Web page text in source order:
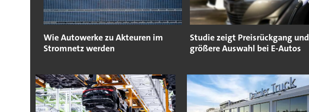
Wie Autowerke zu Akteuren im
Stromnetz werden
Studie zeigt Preisrückgang und
größere Auswahl bei E-Autos